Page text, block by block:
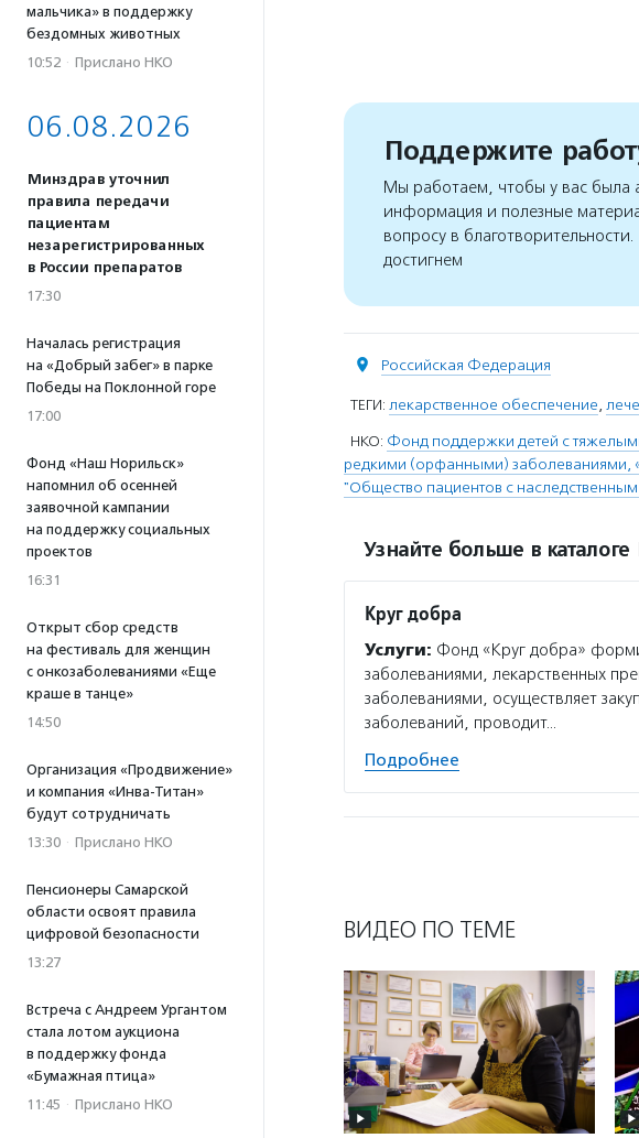
мальчика» в поддержку
бездомных животных
10:52 · Прислано НКО
06.08.2026
Минздрав уточнил
правила передачи
пациентам
незарегистрированных
в России препаратов
17:30
Началась регистрация
на «Добрый забег» в парке
Победы на Поклонной горе
17:00
Фонд «Наш Норильск»
напомнил об осенней
заявочной кампании
на поддержку социальных
проектов
16:31
Открыт сбор средств
на фестиваль для женщин
с онкозаболеваниями «Еще
краше в танце»
14:50
Организация «Продвижение»
и компания «Инва-Титан»
будут сотрудничать
13:30 · Прислано НКО
Пенсионеры Самарской
области освоят правила
цифровой безопасности
13:27
Встреча с Андреем Ургантом
стала лотом аукциона
в поддержку фонда
«Бумажная птица»
11:45 · Прислано НКО
Поддержите
Мы работаем, чтобы у вас была
информация и полезные
вопросу в
достигнем
Российская Федерация
ТЕГИ: лекарственное обеспечение,
НКО: Фонд поддержки детей с
редкими (орфанными) заболеваниями,
"Общество пациентов с
Узнайте больше в
Круг добра
Услуги: Фонд «Круг добра»
заболеваниями, лекарственных
заболеваниями, осуществляет
заболеваний, проводит…
Подробнее
ВИДЕО ПО ТЕМЕ